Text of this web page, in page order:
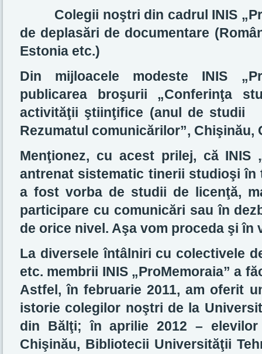
Colegii noştri din cadrul INIS
de deplasări de documentare
Estonia etc.)
Din mijloacele modeste INIS
publicarea broşurii „Conferinţa
activităţii ştiinţifice (anul de studii
Rezumatul comunicărilor”, Chişinău,
Menţionez, cu acest prilej, că INIS
antrenat sistematic tinerii studioşi în
a fost vorba de studii de licenţă,
participare cu comunicări sau în
de orice nivel. Aşa vom proceda şi în
La diversele întâlniri cu colectivele
etc. membrii INIS „ProMemoraia” a
Astfel, în februarie 2011, am oferit
istorie colegilor noştri de la
din Bălţi; în aprilie 2012 –
Chişinău, Bibliotecii Universităţii